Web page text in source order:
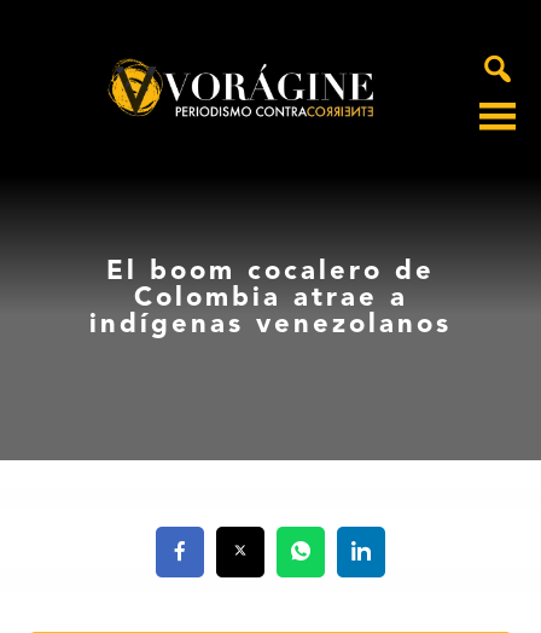
El boom cocalero de
Colombia atrae a
indígenas venezolanos